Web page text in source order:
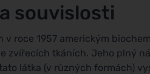
souvislosti
v roce 1957 americkým
zvířecích tkáních. Jeho plný
látka (v různých formách)